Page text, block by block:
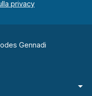
Gennadi